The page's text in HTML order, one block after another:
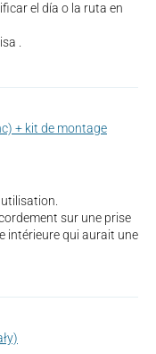
el día o la ruta en
.
+ kit de montage
sur une prise
intérieure qui aurait une